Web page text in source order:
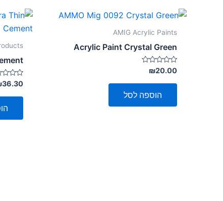
AMIG Acrylic Paints
Acrylic Paint Crystal Green
דורג
0
מתוך
₪20.00
הוספה לסל
דורג
0
מתוך
36.30